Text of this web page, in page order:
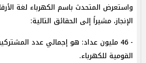
واستعرض المتحدث باسم الكهرباء لغة
الإنجاز، مشيراً إلى الحقائق التالية:
- 46 مليون عداد: هو إجمالي عدد
القومية للكهرباء.